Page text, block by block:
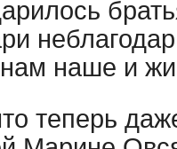
наше и
теперь